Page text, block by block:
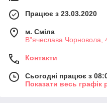
Працює з 23.03.2020
м. Сміла
В"ячеслава Чорновола,
Контакти
Сьогодні працює з
Показати весь графік